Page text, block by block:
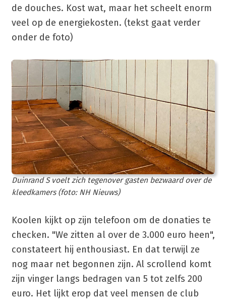
de douches. Kost wat, maar het scheelt enorm
veel op de energiekosten. (tekst gaat verder
onder de foto)
Duinrand S voelt zich tegenover gasten bezwaard over de
kleedkamers (foto: NH Nieuws)
Koolen kijkt op zijn telefoon om de donaties te
checken. "We zitten al over de 3.000 euro heen",
constateert hij enthousiast. En dat terwijl ze
nog maar net begonnen zijn. Al scrollend komt
zijn vinger langs bedragen van 5 tot zelfs 200
euro. Het lijkt erop dat veel mensen de club